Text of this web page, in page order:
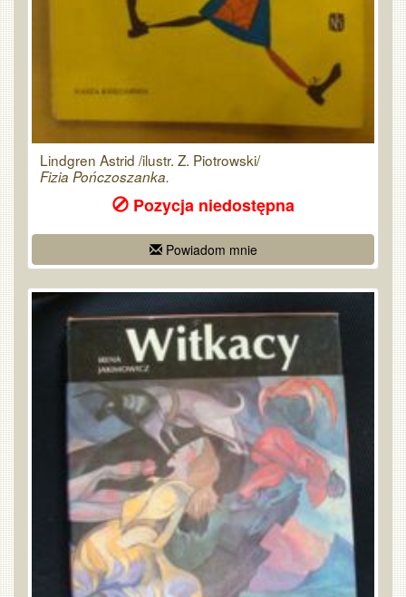
Lindgren Astrid /ilustr. Z. Piotrowski/
Fizia Pończoszanka.
Pozycja niedostępna
Powiadom mnie